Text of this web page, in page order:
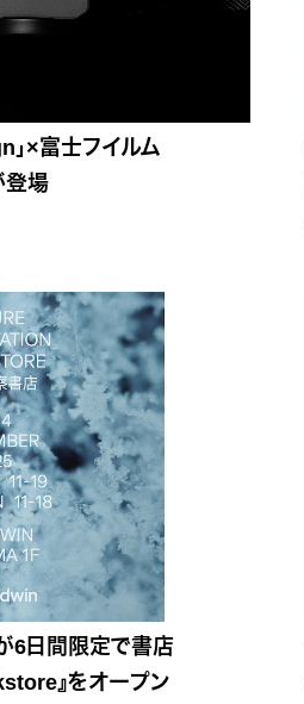
×富士フイルム
登場
6日間限定で書店
』をオープン